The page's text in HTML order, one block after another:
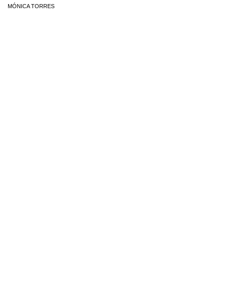
MÓNICA TORRES